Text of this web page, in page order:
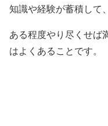
知識や経験が蓄積して
ある程度やり尽くせば
はよくあることです。